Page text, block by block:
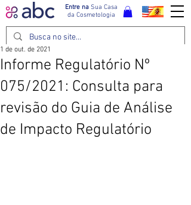
Entre naSua Casa
da Cosmetologia
Informe Regulatório Nº
075/2021: Consulta para
revisão do Guia de Análise
de Impacto Regulatório
1 de out. de 2021